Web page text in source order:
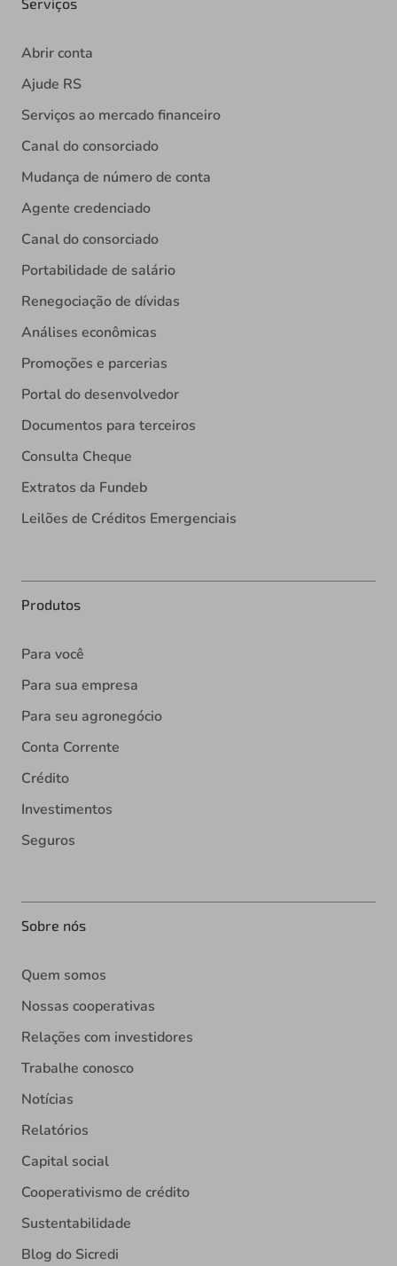
Abrir conta
Ajude RS
Serviços ao mercado financeiro
Canal do consorciado
Mudança de número de conta
Agente credenciado
Canal do consorciado
Portabilidade de salário
Renegociação de dívidas
Análises econômicas
Promoções e parcerias
Portal do desenvolvedor
Documentos para terceiros
Consulta Cheque
Extratos da Fundeb
Leilões de Créditos Emergenciais
Produtos
Para você
Para sua empresa
Para seu agronegócio
Conta Corrente
Crédito
Investimentos
Seguros
Sobre nós
Quem somos
Nossas cooperativas
Relações com investidores
Trabalhe conosco
Notícias
Relatórios
Capital social
Cooperativismo de crédito
Sustentabilidade
Blog do Sicredi